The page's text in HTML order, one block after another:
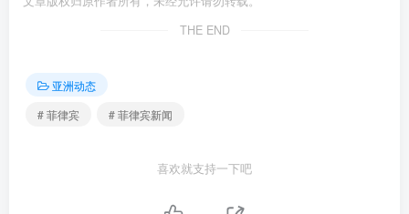
THE END
亚洲动态
# 菲律宾
# 菲律宾新闻
喜欢就支持一下吧